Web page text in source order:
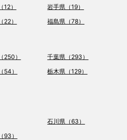
12）
岩手県（19）
22） 福島県（78）
250）
千葉県（293）
54）
栃木県（129）
石川県（63）
93）